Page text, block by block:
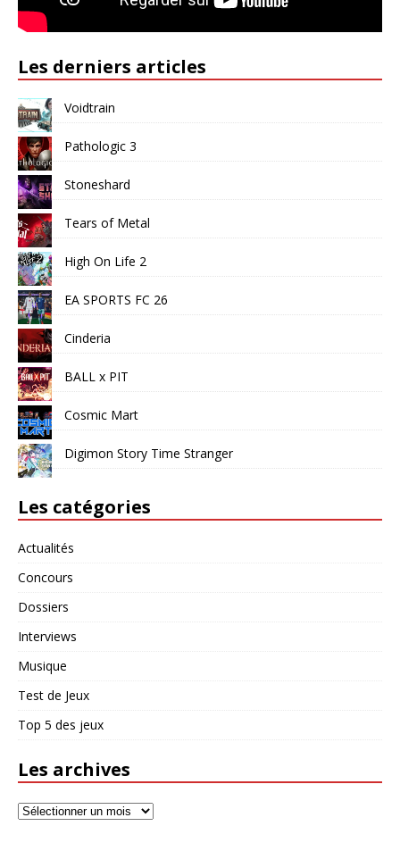
Les derniers articles
Voidtrain
Pathologic 3
Stoneshard
Tears of Metal
High On Life 2
EA SPORTS FC 26
Cinderia
BALL x PIT
Cosmic Mart
Digimon Story Time Stranger
Les catégories
Actualités
Concours
Dossiers
Interviews
Musique
Test de Jeux
Top 5 des jeux
Les archives